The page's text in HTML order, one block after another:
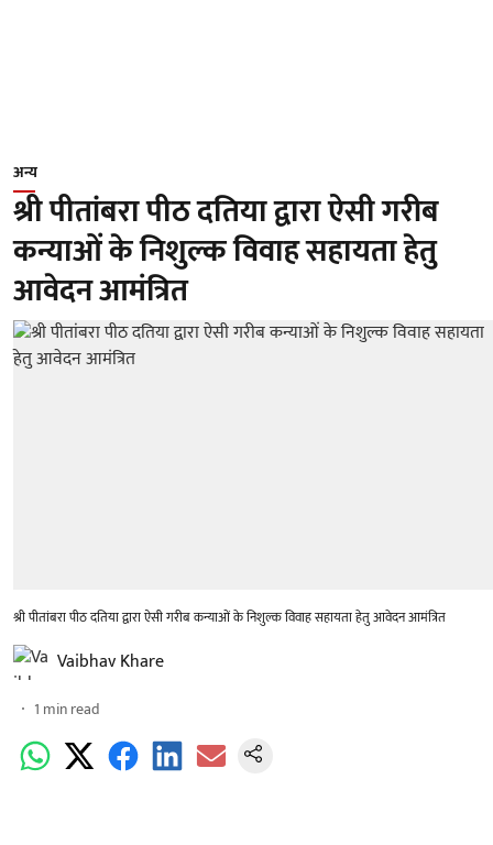
अन्य
श्री पीतांबरा पीठ दतिया द्वारा ऐसी गरीब
कन्याओं के निशुल्क विवाह सहायता हेतु
आवेदन आमंत्रित
श्री पीतांबरा पीठ दतिया द्वारा ऐसी गरीब कन्याओं के निशुल्क विवाह सहायता हेतु आवेदन आमंत्रित
Vaibhav Khare
1 min read